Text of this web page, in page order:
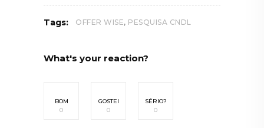
Tags: OFFER WISE, PESQUISA CNDL
What's your reaction?
BOM
0
GOSTEI
0
SÉRIO?
0